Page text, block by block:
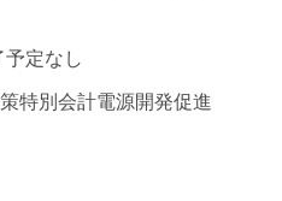
予定なし
特別会計電源開発促進